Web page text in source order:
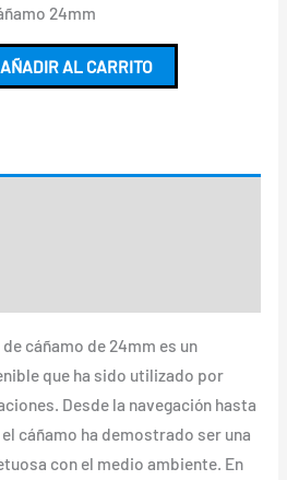
24mm
AÑADIR AL CARRITO
cáñamo de 24mm es un
que ha sido utilizado por
Desde la navegación hasta
cáñamo ha demostrado ser una
con el medio ambiente. En